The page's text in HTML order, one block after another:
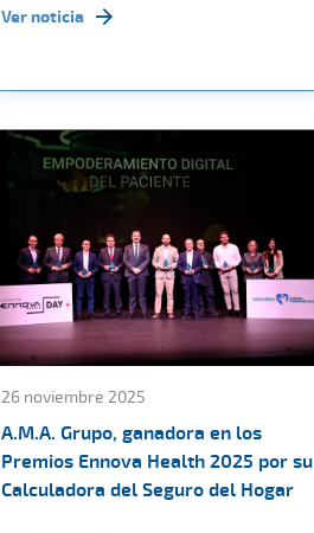
Ver noticia
26 noviembre 2025
A.M.A. Grupo, ganadora en los
Premios Ennova Health 2025 por su
Calculadora del Seguro del Hogar